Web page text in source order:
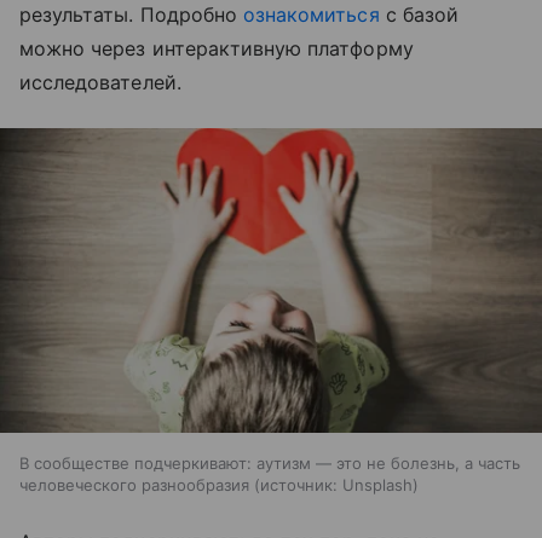
результаты. Подробно ознакомиться с базой
можно через интерактивную платформу
исследователей.
В сообществе подчеркивают: аутизм — это не болезнь, а часть
человеческого разнообразия
источник: Unsplash